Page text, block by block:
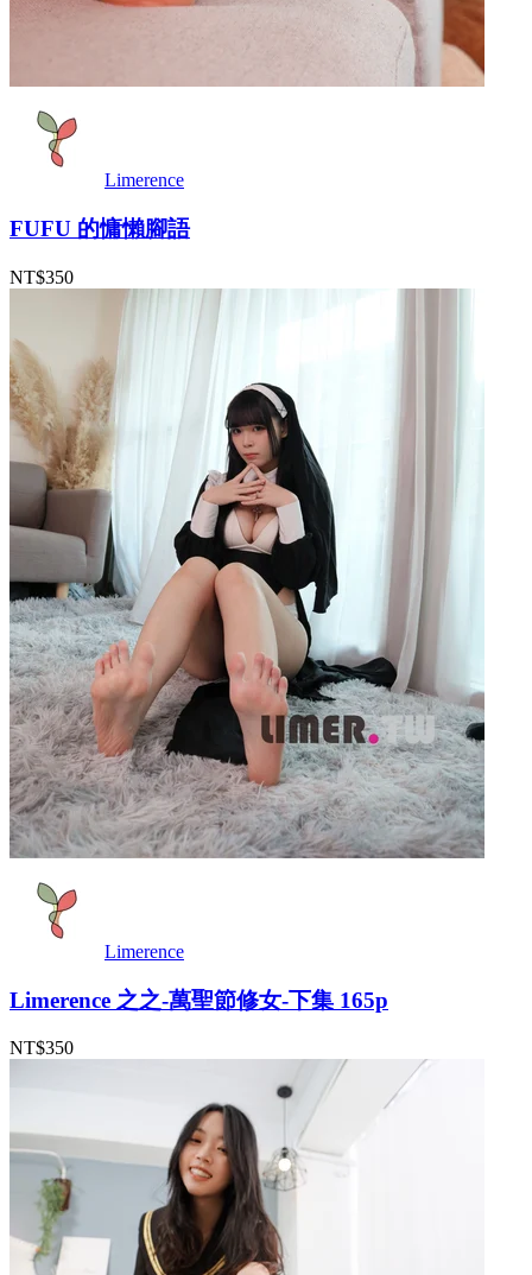
Limerence
FUFU 的慵懶腳語
NT$350
Limerence
Limerence 之之-萬聖節修女-下集 165p
NT$350